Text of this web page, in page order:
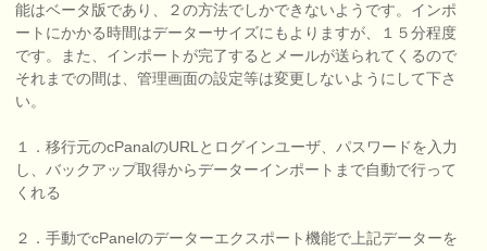
能はベータ版であり、２の方法でしかできないようです。インポ
ートにかかる時間はデーターサイズにもよりますが、１５分程度
です。また、インポートが完了するとメールが送られてくるので
それまでの間は、管理画面の設定等は変更しないようにして下さ
い。
１．移行元のcPanalのURLとログインユーザ、パスワードを入力
し、バックアップ取得からデーターインポートまで自動で行って
くれる
２．手動でcPanelのデーターエクスポート機能で上記データーを